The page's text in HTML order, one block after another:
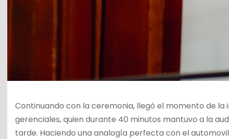
Continuando con la ceremonia, llegó el momento de la
gerenciales, quien durante 40 minutos mantuvo a la
tarde. Haciendo una analogía perfecta con el